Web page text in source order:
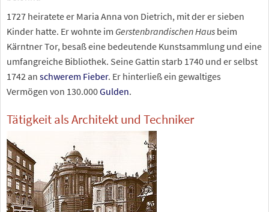
1727 heiratete er Maria Anna von Dietrich, mit der er sieben
Kinder hatte. Er wohnte im Gerstenbrandischen Haus beim
Kärntner Tor, besaß eine bedeutende Kunstsammlung und eine
umfangreiche Bibliothek. Seine Gattin starb 1740 und er selbst
1742 an schwerem Fieber. Er hinterließ ein gewaltiges
Vermögen von 130.000Gulden.
Tätigkeit als Architekt und Techniker